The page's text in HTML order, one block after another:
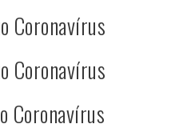
Coronavírus
Coronavírus
Coronavírus